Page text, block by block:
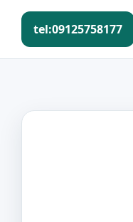
tel:09125758177